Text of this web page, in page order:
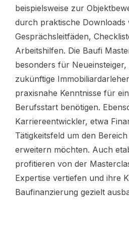
beispielsweise zur
durch praktische Downloads
Gesprächsleitfäden,
Arbeitshilfen. Die Baufi
besonders für
zukünftige
praxisnahe Kenntnisse für
Berufsstart benötigen.
Karriereentwickler, etwa
Tätigkeitsfeld um den
erweitern möchten. Auch
profitieren von der
Expertise vertiefen und ihre
Baufinanzierung gezielt